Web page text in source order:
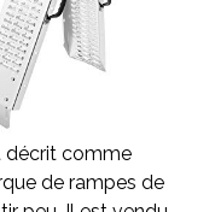
décrit comme
de rampes de